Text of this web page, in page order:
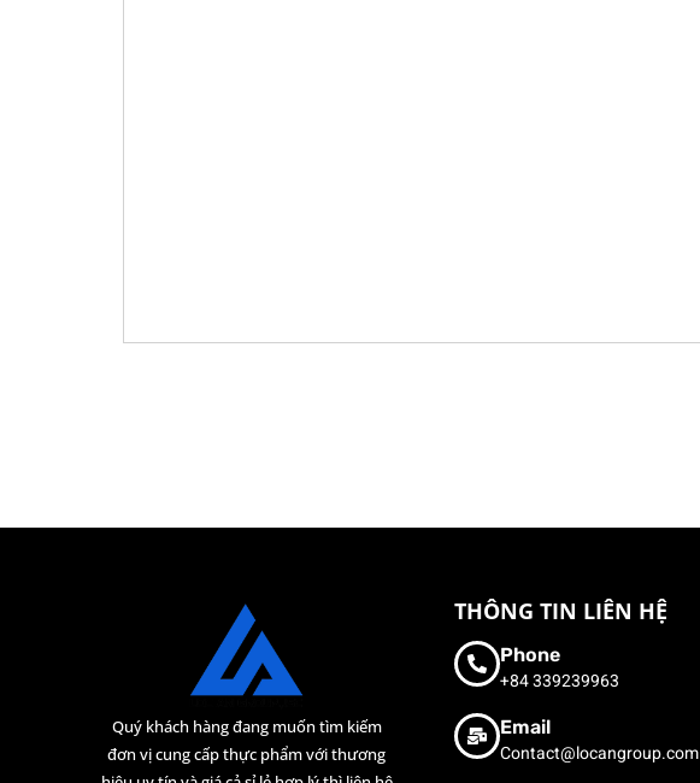
Quý khách hàng đang muốn tìm kiếm
đơn vị cung cấp thực phẩm với thương
THÔNG TIN LIÊN HỆ
Phone
+84 339239963
Email
Contact@locangroup.com